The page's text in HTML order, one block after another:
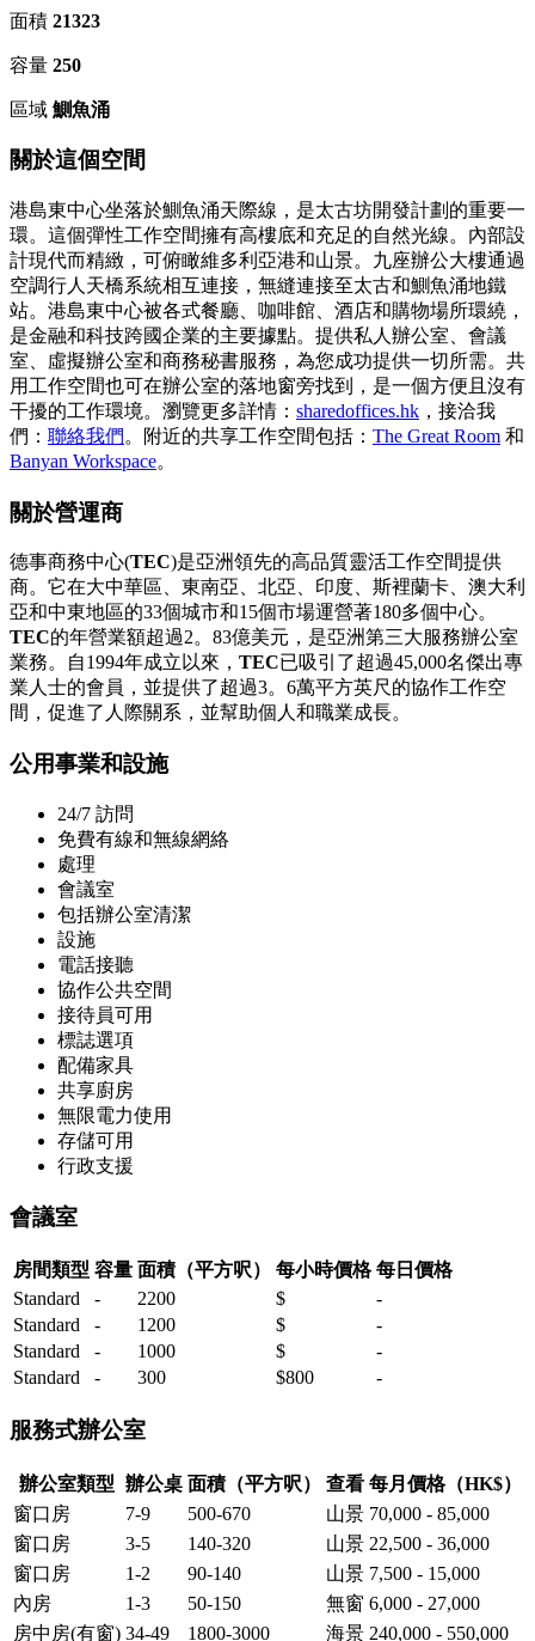
面積 21323
容量 250
區域 鰂魚涌
關於這個空間
港島東中心坐落於鰂魚涌天際線，是太古坊開發計劃的重要一
環。這個彈性工作空間擁有高樓底和充足的自然光線。內部設
計現代而精緻，可俯瞰維多利亞港和山景。九座辦公大樓通過
空調行人天橋系統相互連接，無縫連接至太古和鰂魚涌地鐵
站。港島東中心被各式餐廳、咖啡館、酒店和購物場所環繞，
是金融和科技跨國企業的主要據點。提供私人辦公室、會議
室、虛擬辦公室和商務秘書服務，為您成功提供一切所需。共
用工作空間也可在辦公室的落地窗旁找到，是一個方便且沒有
干擾的工作環境。瀏覽更多詳情： sharedoffices.hk ，接洽我
們： 聯絡我們 。附近的共享工作空間包括： The Great Room 和
Banyan Workspace。
關於營運商
德事商務中心(TEC)是亞洲領先的高品質靈活工作空間提供
商。它在大中華區、東南亞、北亞、印度、斯裡蘭卡、澳大利
亞和中東地區的33個城市和15個市場運營著180多個中心。
TEC的年營業額超過2。83億美元，是亞洲第三大服務辦公室
業務。自1994年成立以來， TEC已吸引了超過45,000名傑出專
業人士的會員，並提供了超過3。6萬平方英尺的協作工作空
間，促進了人際關系，並幫助個人和職業成長。
公用事業和設施
24/7 訪問
免費有線和無線網絡
處理
會議室
包括辦公室清潔
設施
電話接聽
協作公共空間
接待員可用
標誌選項
配備家具
共享廚房
無限電力使用
存儲可用
行政支援
會議室
房間類型 容量 面積（平方呎） 每小時價格 每日價格
Standard
- 2200 $
-
Standard
- 1200 $
-
Standard
- 1000 $
-
Standard
- 300 $800 -
服務式辦公室
辦公室類型 辦公桌 面積（平方呎） 查看 每月價格（HK$）
窗口房
7-9 500-670 山景 70,000 - 85,000
窗口房
3-5 140-320 山景 22,500 - 36,000
窗口房
1-2 90-140 山景 7,500 - 15,000
內房
1-3 50-150 無窗 6,000 - 27,000
房中房(有窗) 34-49 1800-3000 海景 240,000 - 550,000